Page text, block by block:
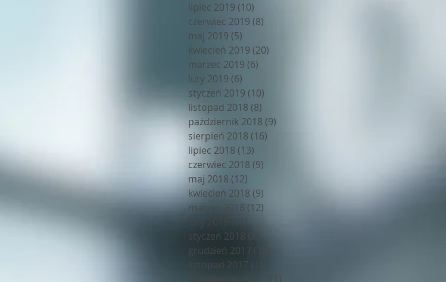
lipiec 2019 (10)
czerwiec 2019 (8)
maj 2019 (5)
kwiecień 2019 (20)
marzec 2019 (6)
luty 2019 (6)
styczeń 2019 (10)
listopad 2018 (8)
październik 2018 (9)
sierpień 2018 (16)
lipiec 2018 (13)
czerwiec 2018 (9)
maj 2018 (12)
kwiecień 2018 (9)
marzec 2018 (12)
luty 2018
styczeń 2018
grudzień 2017 (10)
listopad 2017 (11)
październik 2017
(11)